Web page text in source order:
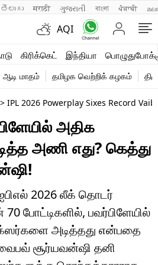
తెలుగు मराठी ગુજરાતી বাংলা ਪੰਜਾਬੀ
AQI
கிரிக்கெட் இந்தியா
ஆடி மாதம் தமிழக வெற்றிக் கழகம்
> IPL 2026 Powerplay Sixes Record
அதிக
அணி எது? கெத்து
2026 லீக் தொடர்
70 போட்டிகளில், பவர்பிளேயில்
அடித்தது என்பதை
சூர்யவன்ஷி தனி